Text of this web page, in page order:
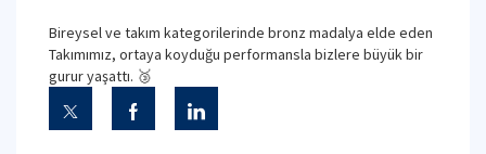
Bireysel ve takım kategorilerinde bronz madalya elde eden
Takımımız, ortaya koyduğu performansla bizlere büyük bir
gurur yaşattı. 🥉